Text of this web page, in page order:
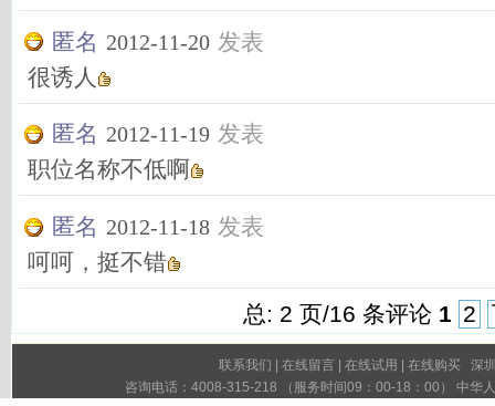
匿名 2012-11-20 发表
很诱人
匿名 2012-11-19 发表
职位名称不低啊
匿名 2012-11-18 发表
呵呵，挺不错
总: 2 页/16 条评论 1 2
联系我们 在线留言 在线试用 在线购买 深
咨询电话：4008-315-218 （服务时间09：00-18：00） 中华